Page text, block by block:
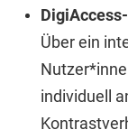
Über ein
individuell